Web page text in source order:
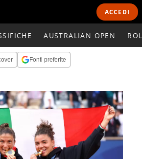
ACCEDI
AUSTRALIAN OPEN
Fonti preferite